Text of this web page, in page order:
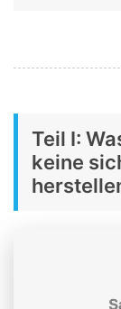
Teil I:
keine